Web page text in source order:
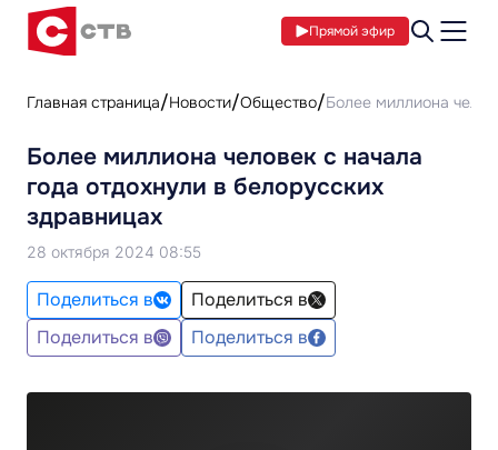
Прямой эфир
Главная страница Новости Общество Более миллиона
Более миллиона человек с начала
года отдохнули в белорусских
здравницах
28 октября 2024 08:55
Поделиться в
Поделиться в
Поделиться в
Поделиться в